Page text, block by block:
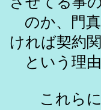
のか、門真
ければ契約
という理由
これらに